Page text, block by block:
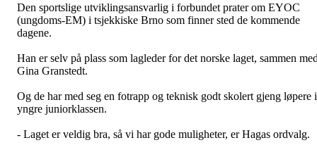
Den sportslige utviklingsansvarlig i forbundet prater om EYOC
(ungdoms-EM) i tsjekkiske Brno som finner sted de kommende
dagene.
Han er selv på plass som lagleder for det norske laget, sammen
Gina Granstedt.
Og de har med seg en fotrapp og teknisk godt skolert gjeng løpere i
yngre juniorklassen.
- Laget er veldig bra, så vi har gode muligheter, er Hagas ordvalg.